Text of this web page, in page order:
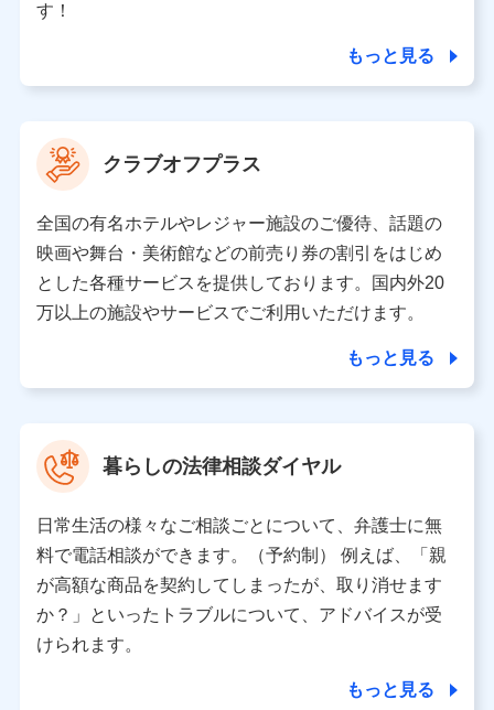
ータを分析して、お客さまの趣味・嗜好・傾向に応じた
上記に係る案内・手続き・管理等付帯業務を行うため
【当該個人データの管理について責任を有する者の名称・住
所・代表者名】
当該個人データを取り扱う各共同利用者（詳細は次のとお
り）
東京都千代田区永田町2丁目11番1号 山王パークタワー
株式会社NTTドコモ 代表取締役社長 前田 義晃
東京都中央区日本橋人形町2-14-10 アーバンネット日本橋
ビル 3F
※ 当社および株式会社NTTドコモは、お客さまの情報を利
データ憲章」に定める行動原則を順守します 。
※ パーソナルデータダッシュボードの「第三者提供の管
理」の設定状態にかかわらず、共同利用する場合がありま
※ dポイントクラブ会員ではないお客さま（2019年12月11
日以降、一度もdポイントクラブ会員であったことがないお
個人データは、こちら の利用目的の範囲内に限って共同利
す！
もっと見る
クラブオフプラス
全国の有名ホテルやレジャー施設のご優待、話題の
映画や舞台・美術館などの前売り券の割引をはじめ
とした各種サービスを提供しております。国内外20
万以上の施設やサービスでご利用いただけます。
もっと見る
暮らしの法律相談ダイヤル
日常生活の様々なご相談ごとについて、弁護士に無
料で電話相談ができます。（予約制） 例えば、「親
が高額な商品を契約してしまったが、取り消せます
か？」といったトラブルについて、アドバイスが受
けられます。
もっと見る